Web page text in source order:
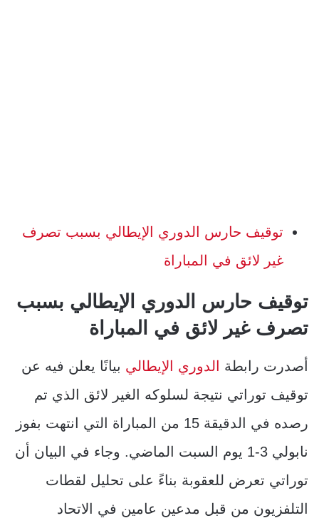
توقيف حارس الدوري الإيطالي بسبب تصرف
غير لائق في المباراة
توقيف حارس الدوري الإيطالي بسبب
تصرف غير لائق في المباراة
أصدرت رابطة الدوري الإيطالي بيانًا يعلن فيه عن
توقيف توراتي نتيجة لسلوكه الغير لائق الذي تم
رصده في الدقيقة 15 من المباراة التي انتهت بفوز
نابولي 3-1 يوم السبت الماضي. وجاء في البيان أن
توراتي تعرض للعقوبة بناءً على تحليل لقطات
التلفزيون من قبل مدعين عامين في الاتحاد